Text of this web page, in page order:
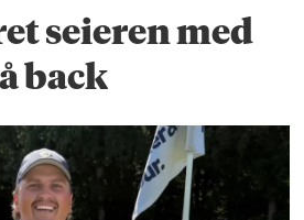
seieren med
back